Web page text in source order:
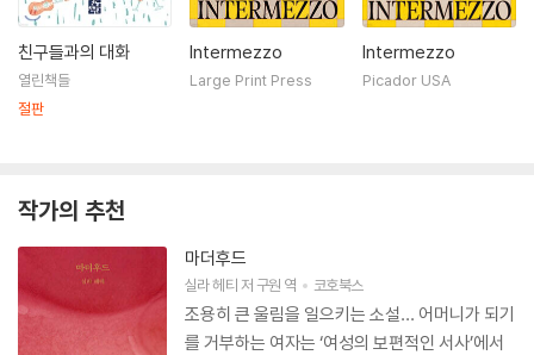
친구들과의 대화
열린책들
절판
Intermezzo
Large Print Press
Intermezzo
Picador USA
작가의 추천
마더후드
실라 헤티저구원 역 코호북스
조용히 큰 울림을 일으키는 소설… 어머니가 되기
를 거부하는 여자는 ‘여성의 보편적인 서사’에서